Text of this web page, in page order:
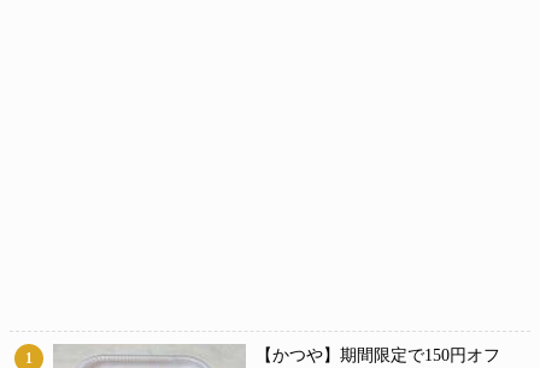
1
【かつや】期間限定で150円オフ